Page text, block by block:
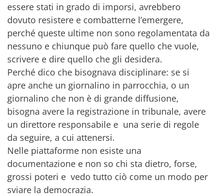
essere stati in grado di imporsi, avrebbero
dovuto resistere e combatterne l’emergere,
perché queste ultime non sono regolamentata da
nessuno e chiunque può fare quello che vuole,
scrivere e dire quello che gli desidera.
Perché dico che bisognava disciplinare: se si
apre anche un giornalino in parrocchia, o un
giornalino che non è di grande diffusione,
bisogna avere la registrazione in tribunale, avere
un direttore responsabile e una serie di regole
da seguire, a cui attenersi.
Nelle piattaforme non esiste una
documentazione e non so chi sta dietro, forse,
grossi poteri e vedo tutto ciò come un modo per
sviare la democrazia.